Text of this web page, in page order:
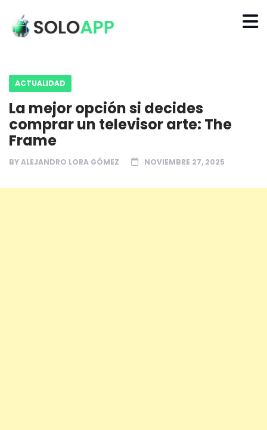
ACTUALIDAD
La mejor opción si decides
comprar un televisor arte: The
Frame
BYALEJANDRO LORA GÓMEZ NOVIEMBRE 27, 2025